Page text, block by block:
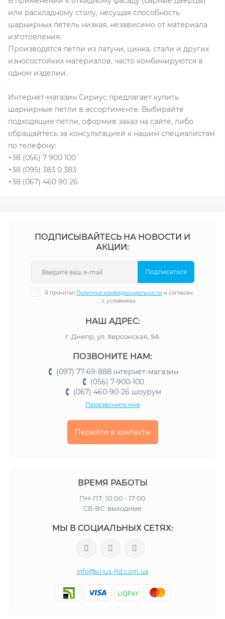
или раскладному столу, несущая способность
шарнирных петель низкая, независимо от материала
изготовления.
Производятся петли из латуни, цинка, стали и других
износостойких материалов, часто комбинируются в
одном изделии.
Интернет-магазин Сириус предлагает купить
шарнирные петли в ассортименте. Выбирайте
подходящие петли, оформив заказ на сайте, либо
обращайтесь за консультацией к нашим специалистам
по телефону:
+38 (056) 7 900 100
+38 (095) 383 0 383
+38 (067) 460 90 26
ПОДПИСЫВАЙТЕСЬ НА НОВОСТИ И
АКЦИИ:
Подписаться
Я прочитал Политика конфиденциальности и согласен
с условиями
НАШ АДРЕС:
г. Днепр, ул. Херсонская, 9А
ПОЗВОНИТЕ НАМ:
(097) 77-69-888 інтернет-магазин
(056) 7-900-100
(067) 460-90-26 шоурум
Перезвоните мне
Перейти в контакты
ВРЕМЯ РАБОТЫ
ПН-ПТ: 10:00 - 17:00
СБ-ВС: выходные
МЫ В СОЦИАЛЬНЫХ СЕТЯХ:
info@sirius-ltd.com.ua